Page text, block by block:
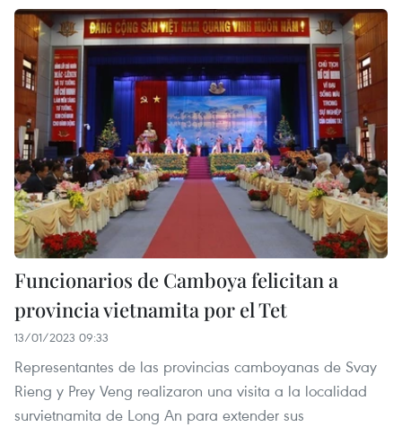
Funcionarios de Camboya felicitan a
provincia vietnamita por el Tet
13/01/2023 09:33
Representantes de las provincias camboyanas de Svay
Rieng y Prey Veng realizaron una visita a la localidad
survietnamita de Long An para extender sus